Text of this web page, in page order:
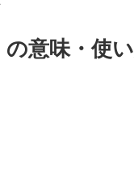
の意味・使